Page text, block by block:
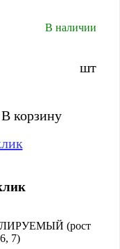
В наличии
шт
В корзину
(рост
7)